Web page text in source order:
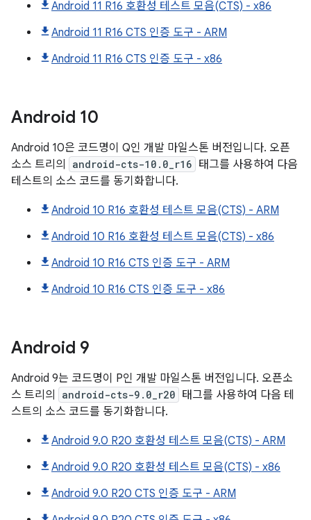
Android 11 R16 호환성 테스트 모음(CTS) - x86
Android 11 R16 CTS 인증 도구 - ARM
Android 11 R16 CTS 인증 도구 - x86
Android 10
Android 10은 코드명이 Q인 개발 마일스톤 버전입니다. 오픈
소스 트리의
android-cts-10.0_r16 태그를 사용하여 다음
테스트의 소스 코드를 동기화합니다.
Android 10 R16 호환성 테스트 모음(CTS) - ARM
Android 10 R16 호환성 테스트 모음(CTS) - x86
Android 10 R16 CTS 인증 도구 - ARM
Android 10 R16 CTS 인증 도구 - x86
Android 9
Android 9는 코드명이 P인 개발 마일스톤 버전입니다. 오픈소
스 트리의
android-cts-9.0_r20 태그를 사용하여 다음 테
스트의 소스 코드를 동기화합니다.
Android 9.0 R20 호환성 테스트 모음(CTS) - ARM
Android 9.0 R20 호환성 테스트 모음(CTS) - x86
Android 9.0 R20 CTS 인증 도구 - ARM